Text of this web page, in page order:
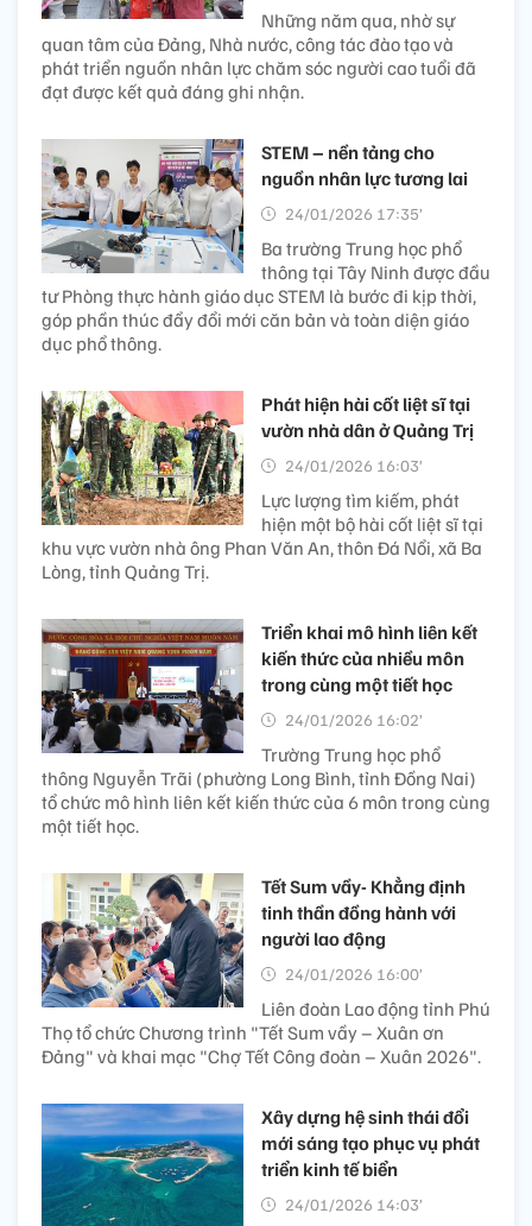
Những năm qua, nhờ sự
quan tâm của Đảng, Nhà nước, công tác đào tạo và
phát triển nguồn nhân lực chăm sóc người cao tuổi đã
đạt được kết quả đáng ghi nhận.
STEM – nền tảng cho
nguồn nhân lực tương lai
24/01/2026 17:35’
Ba trường Trung học phổ
thông tại Tây Ninh được đầu
tư Phòng thực hành giáo dục STEM là bước đi kịp thời,
góp phần thúc đẩy đổi mới căn bản và toàn diện giáo
dục phổ thông.
Phát hiện hài cốt liệt sĩ tại
vườn nhà dân ở Quảng Trị
24/01/2026 16:03’
Lực lượng tìm kiếm, phát
hiện một bộ hài cốt liệt sĩ tại
khu vực vườn nhà ông Phan Văn An, thôn Đá Nổi, xã Ba
Lòng, tỉnh Quảng Trị.
Triển khai mô hình liên kết
kiến thức của nhiều môn
trong cùng một tiết học
24/01/2026 16:02’
Trường Trung học phổ
thông Nguyễn Trãi (phường Long Bình, tỉnh Đồng Nai)
tổ chức mô hình liên kết kiến thức của 6 môn trong cùng
một tiết học.
Tết Sum vầy- Khẳng định
tinh thần đồng hành với
người lao động
24/01/2026 16:00’
Liên đoàn Lao động tỉnh Phú
Thọ tổ chức Chương trình "Tết Sum vầy – Xuân ơn
Đảng" và khai mạc "Chợ Tết Công đoàn – Xuân 2026".
Xây dựng hệ sinh thái đổi
mới sáng tạo phục vụ phát
triển kinh tế biển
24/01/2026 14:03’